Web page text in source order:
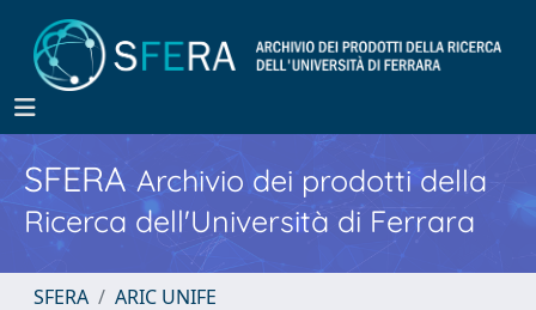
SFERA Archivio dei prodotti della
Ricerca dell'Università di Ferrara
SFERA
ARIC UNIFE